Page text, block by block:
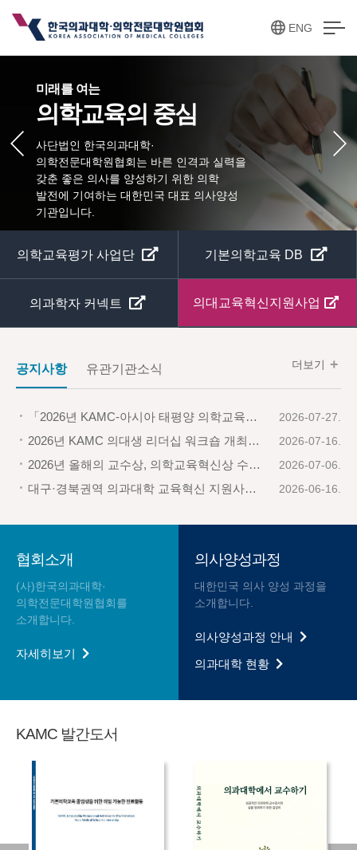
ENG
미래를 여는
의학교육의 중심
사단법인 한국의과대학·
의학전문대학원협회는 바른 인격과 실력을
갖춘 좋은 의사를 양성하기 위한 의학
발전에 기여하는 대한민국 대표 의사양성
기관입니다.
의학교육평가 사업단 기본의학교육 DB
의과학자 커넥트 의대교육혁신지원사업
공지사항 유관기관소식 더보기
「2026년 KAMC-아시아 태평양 의학교육학술대회(APMEC) 스칼라십」 지원자 공모 안내 2026-07-27.
2026년 KAMC 의대생 리더십 워크숍 개최 안내 2026-07-16.
2026년 올해의 교수상, 의학교육혁신상 수상후보자 공모 안내 2026-07-06.
대구·경북권역 의과대학 교육혁신 지원사업 성과 공유 세미나 개최 안내 2026-06-16.
협회소개
(사)한국의과대학·
의학전문대학원협회를
소개합니다.
자세히보기
의사양성과정
대한민국 의사 양성 과정을
소개합니다.
의사양성과정 안내
의과대학 현황
KAMC 발간도서